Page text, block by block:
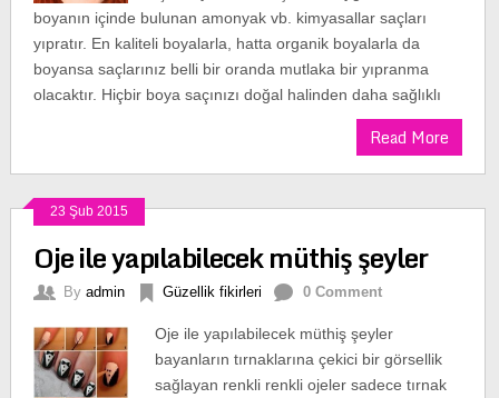
boyanın içinde bulunan amonyak vb. kimyasallar saçları
yıpratır. En kaliteli boyalarla, hatta organik boyalarla da
boyansa saçlarınız belli bir oranda mutlaka bir yıpranma
olacaktır. Hiçbir boya saçınızı doğal halinden daha sağlıklı
Read More
23 Şub 2015
Oje ile yapılabilecek müthiş şeyler
By admin Güzellik fikirleri 0 Comment
Oje ile yapılabilecek müthiş şeyler
bayanların tırnaklarına çekici bir görsellik
sağlayan renkli renkli ojeler sadece tırnak